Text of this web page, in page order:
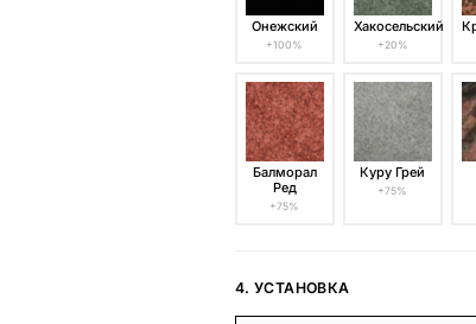
Онежский
+100%
Хакосельский
+20%
Балморал
Ред
+75%
Куру Грей
+75%
4. УСТАНОВКА